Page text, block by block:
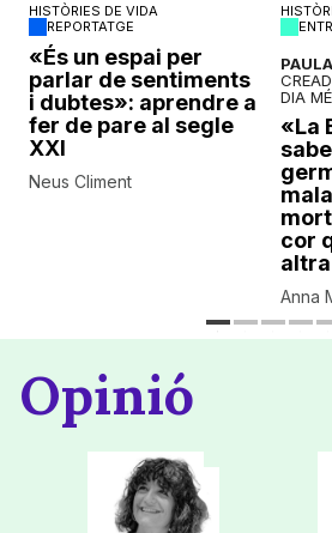
HISTÒRIES DE VIDA
REPORTATGE
«És un espai per
parlar de sentiments
i dubtes»: aprendre a
fer de pare al segle
XXI
Neus Climent
DIA
«La
cor
Anna
Opinió